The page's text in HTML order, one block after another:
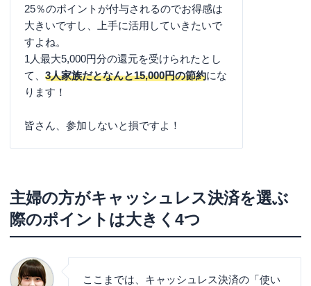
25％のポイントが付与されるのでお得感は
大きいですし、上手に活用していきたいで
すよね。
1人最大5,000円分の還元を受けられたとし
て、 3人家族だとなんと15,000円の節約にな
ります！
皆さん、参加しないと損ですよ！
主婦の方がキャッシュレス決済を選ぶ
際のポイントは大きく4つ
ここまでは、キャッシュレス決済の「使い